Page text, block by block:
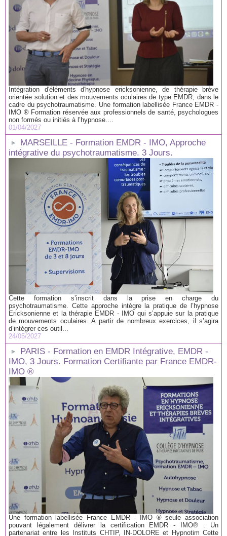
Intégration d'éléments d'hypnose ericksonienne, de thérapie brève
orientée solution et des mouvements oculaires de type EMDR, dans le
cadre du psychotraumatisme. Une formation labellisée France EMDR -
IMO ® Formation réservée aux professionnels de santé, psychologues
non formés ou initiés à l’hypnose....
01/04/2027
MARSEILLE - Formation EMDR - IMO, Approche
intégrative du psychotraumatisme. 3 Jours.
Cette formation s’inscrit dans la prise en charge du
psychotraumatisme. Cette approche intègre la pratique de l’hypnose
Ericksonienne et la thérapie EMDR - IMO qui s’appuie sur la pratique
de mouvements oculaires. A partir de nombreux exercices, il s’agira
d’intégrer ces outil...
24/05/2027
PARIS - Formation en EMDR Intégrative, EMDR -
IMO, 3 Jours. Formation Certifiante par France EMDR-
IMO ®
Une formation labellisée France EMDR - IMO ® seule association
pouvant légalement délivrer la certification EMDR - IMO® . Un
partenariat entre les Instituts CHTIP, IN-DOLORE et Hypnotim Cette